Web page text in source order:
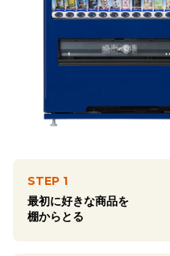
STEP 1
最初に好きな商品を
棚からとる